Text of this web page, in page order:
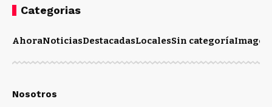
Categorias
AhoraNoticiasDestacadasLocalesSin categoríaImagen
Nosotros